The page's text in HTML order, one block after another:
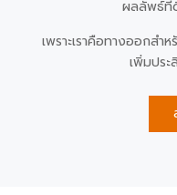
ผลลัพธ์ที่
เพราะเราคือทางออกส
เพิ่มปร